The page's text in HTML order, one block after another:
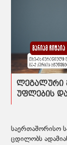
ლეგალური
უფლების
საერთაშორისო
ცდილობს